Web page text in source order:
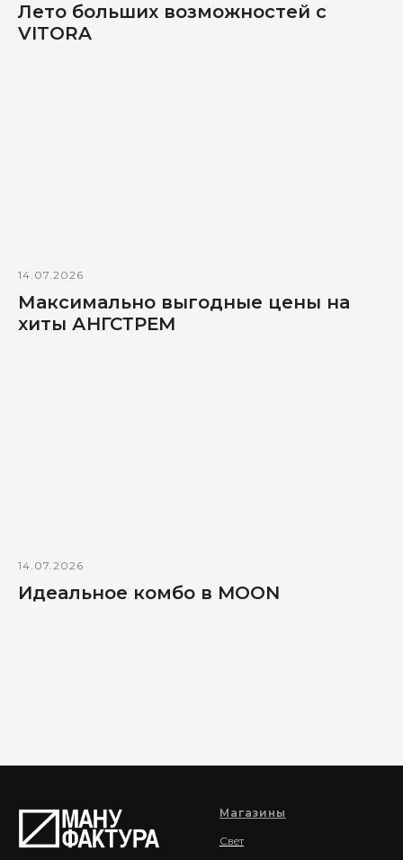
Лето больших возможностей с
VITORA
14.07.2026
Максимально выгодные цены на
хиты АНГСТРЕМ
14.07.2026
Идеальное комбо в MOON
Магазины
Свет